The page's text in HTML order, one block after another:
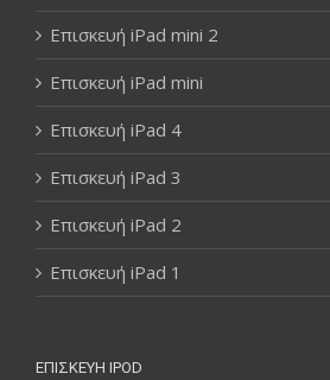
Επισκευή iPad mini 2
Επισκευή iPad mini
Επισκευή iPad 4
Επισκευή iPad 3
Επισκευή iPad 2
Επισκευή iPad 1
ΕΠΙΣΚΕΥΉ IPOD